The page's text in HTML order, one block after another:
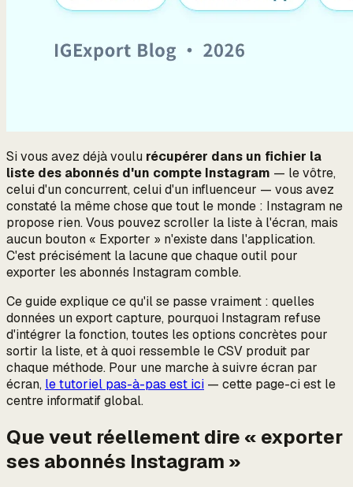
Si vous avez déjà voulu récupérer dans un fichier la
liste des abonnés d'un compte Instagram — le vôtre,
celui d'un concurrent, celui d'un influenceur — vous avez
constaté la même chose que tout le monde : Instagram ne
propose rien. Vous pouvez scroller la liste à l'écran, mais
aucun bouton « Exporter » n'existe dans l'application.
C'est précisément la lacune que chaque outil pour
exporter les abonnés Instagram comble.
Ce guide expliquece qu'il se passe vraiment : quelles
données un export capture, pourquoi Instagram refuse
d'intégrer la fonction, toutes les options concrètes pour
sortir la liste, et à quoi ressemble le CSV produit par
chaque méthode. Pour une marche à suivre écran par
écran, le tutoriel pas-à-pas est ici — cette page-ci est le
centre informatif global.
Que veut réellement dire « exporter
ses abonnés Instagram »